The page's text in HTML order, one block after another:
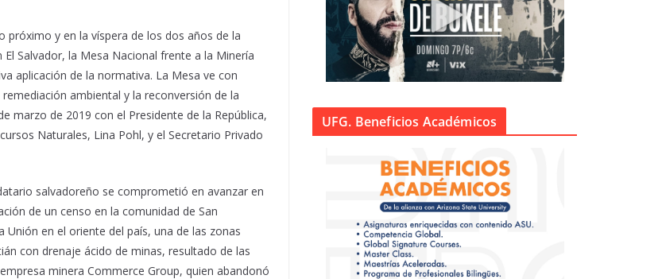
próximo y en la víspera de los dos años de la
Salvador, la Mesa Nacional frente a la Minería
aplicación de la normativa. La Mesa ve con
ambiental y la reconversión de la
marzo de 2019 con el Presidente de la República,
Naturales, Lina Pohl, y el Secretario Privado
salvadoreño se comprometió en avanzar en
de un censo en la comunidad de San
Unión en el oriente del país, una de las zonas
con drenaje ácido de minas, resultado de las
minera Commerce Group, quien abandonó
UFG. Beneficios Académicos